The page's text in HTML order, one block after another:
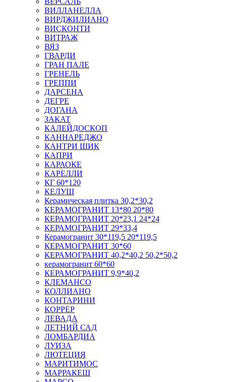
ВИЛЛАНЕЛЛА
ВИРДЖИЛИАНО
ВИСКОНТИ
ВИТРАЖ
ВЯЗ
ГВАРДИ
ГРАН ПАЛЕ
ГРЕНЕЛЬ
ГРЕППИ
ДАРСЕНА
ДЕГРЕ
ДОГАНА
ЗАКАТ
КАЛЕЙДОСКОП
КАННАРЕДЖО
КАНТРИ ШИК
КАПРИ
КАРАОКЕ
КАРЕЛЛИ
КГ 60*120
КЕЛУШ
Керамическая плитка 30,2*30,2
КЕРАМОГРАНИТ 13*80 20*80
КЕРАМОГРАНИТ 20*23,1 24*24
КЕРАМОГРАНИТ 29*33,4
Керамогранит 30*119,5 20*119,5
КЕРАМОГРАНИТ 30*60
КЕРАМОГРАНИТ 40,2*40,2 50,2*50,2
керамогранит 60*60
КЕРАМОГРАНИТ 9,9*40,2
КЛЕМАНСО
КОЛЛИАНО
КОНТАРИНИ
КОРРЕР
ЛЕВАДА
ЛЕТНИЙ САД
ЛОМБАРДИА
ЛУИЗА
ЛЮТЕЦИЯ
МАРИТИМОС
МАРРАКЕШ